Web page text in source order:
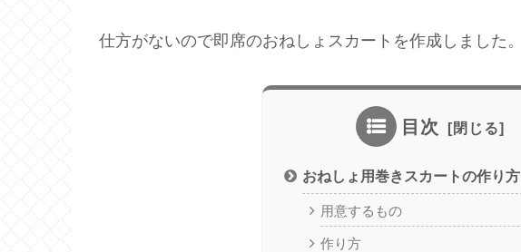
仕方がないので即席のおねしょスカートを作成しました。
目次
おねしょ用巻きスカートの作り方
用意するもの
作り方